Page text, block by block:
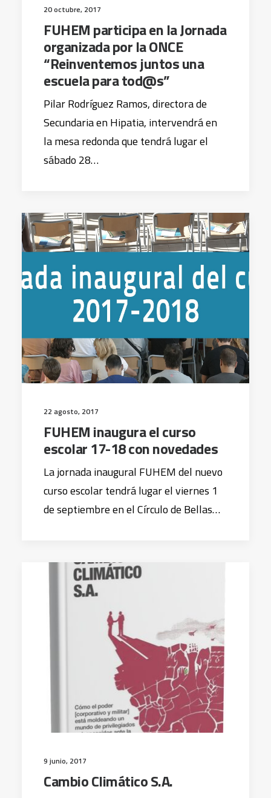
20 octubre, 2017
FUHEM participa en la Jornada
organizada por la ONCE
“Reinventemos juntos una
escuela para tod@s”
Pilar Rodríguez Ramos, directora de
Secundaria en Hipatia, intervendrá en
la mesa redonda que tendrá lugar el
sábado 28…
22 agosto, 2017
FUHEM inaugura el curso
escolar 17-18 con novedades
La jornada inaugural FUHEM del nuevo
curso escolar tendrá lugar el viernes 1
de septiembre en el Círculo de Bellas…
9 junio, 2017
Cambio Climático S.A.